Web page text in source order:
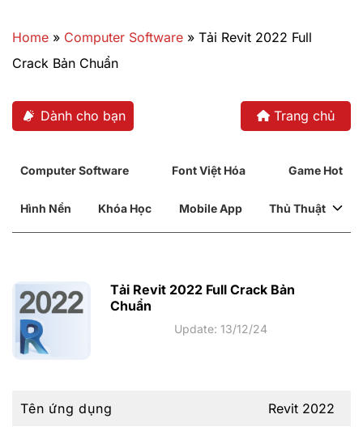
qua
dung
Home » Computer Software » Tải Revit 2022 Full
Crack Bản Chuẩn
Dành cho bạn Trang chủ
Computer Software Font Việt Hóa Game Hot
Hình Nền Khóa Học Mobile App Thủ Thuật
Tải Revit 2022 Full Crack Bản
Chuẩn
Update: 13/12/24
Tên ứng dụng Revit 2022